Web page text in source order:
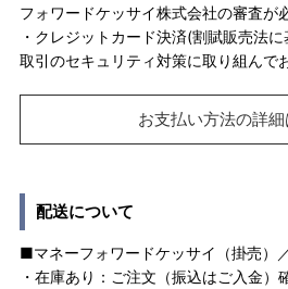
フォワードケッサイ株式会社の審査が
・クレジットカード決済(割賦販売法
取引のセキュリティ対策に取り組んで
お支払い方法の詳
配送について
■マネーフォワードケッサイ（掛売）
・在庫あり：ご注文（振込はご入金）